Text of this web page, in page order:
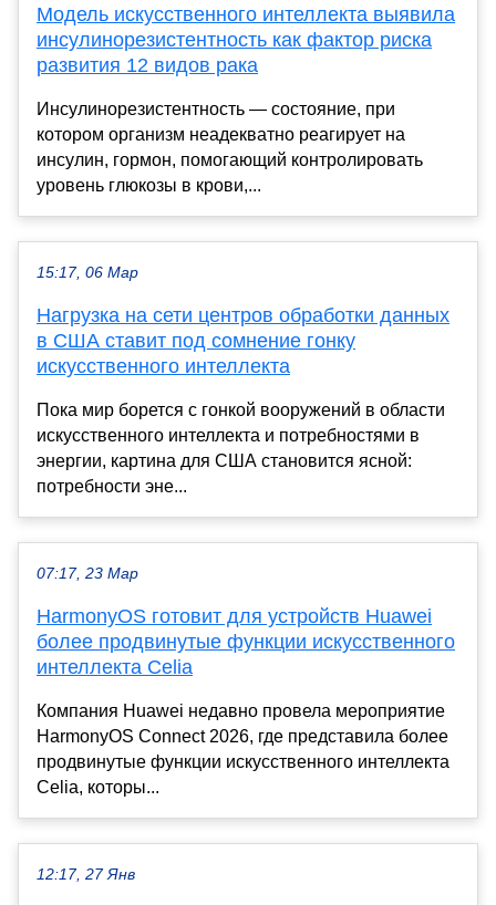
Модель искусственного интеллекта выявила
инсулинорезистентность как фактор риска
развития 12 видов рака
Инсулинорезистентность — состояние, при
котором организм неадекватно реагирует на
инсулин, гормон, помогающий контролировать
уровень глюкозы в крови,...
15:17, 06 Мар
Нагрузка на сети центров обработки данных
в США ставит под сомнение гонку
искусственного интеллекта
Пока мир борется с гонкой вооружений в области
искусственного интеллекта и потребностями в
энергии, картина для США становится ясной:
потребности эне...
07:17, 23 Мар
HarmonyOS готовит для устройств Huawei
более продвинутые функции искусственного
интеллекта Celia
Компания Huawei недавно провела мероприятие
HarmonyOS Connect 2026, где представила более
продвинутые функции искусственного интеллекта
Celia, которы...
12:17, 27 Янв